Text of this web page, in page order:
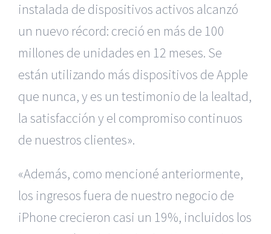
instalada de dispositivos activos alcanzó
un nuevo récord: creció en más de 100
millones de unidades en 12 meses. Se
están utilizando más dispositivos de Apple
que nunca, y es un testimonio de la lealtad,
la satisfacción y el compromiso continuos
de nuestros clientes».
«Además, como mencioné anteriormente,
los ingresos fuera de nuestro negocio de
iPhone crecieron casi un 19%, incluidos los